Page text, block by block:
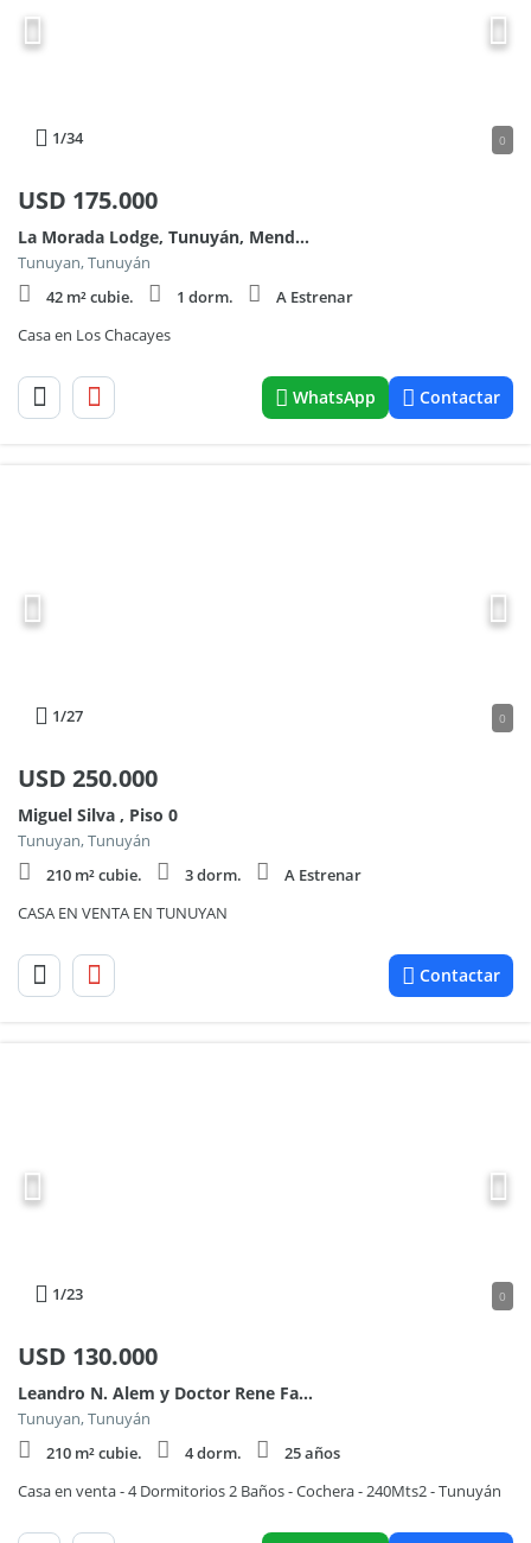
1/34 0
USD 175.000
La Morada Lodge, Tunuyán, Mendoza
Tunuyan, Tunuyán
42 m² cubie.
1 dorm.
A Estrenar
Casa en Los Chacayes
WhatsApp Contactar
1/27 0
USD 250.000
Miguel Silva , Piso 0
Tunuyan, Tunuyán
210 m² cubie.
3 dorm.
A Estrenar
CASA EN VENTA EN TUNUYAN
Contactar
1/23 0
USD 130.000
Leandro N. Alem y Doctor Rene Favaloro
Tunuyan, Tunuyán
210 m² cubie.
4 dorm.
25 años
Casa en venta - 4 Dormitorios 2 Baños - Cochera - 240Mts2 - Tunuyán